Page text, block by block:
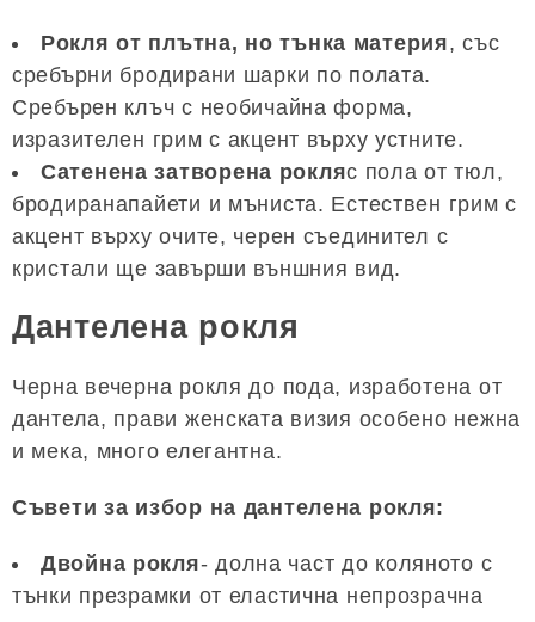
Рокля от плътна, но тънка материя, със
сребърни бродирани шарки по полата.
Сребърен клъч с необичайна форма,
изразителен грим с акцент върху устните.
Сатенена затворена рокляс пола от тюл,
бродиранапайети и мъниста. Естествен грим с
акцент върху очите, черен съединител с
кристали ще завърши външния вид.
Дантелена рокля
Черна вечерна рокля до пода, изработена от
дантела, прави женската визия особено нежна
и мека, много елегантна.
Съвети за избор на дантелена рокля:
Двойна рокля- долна част до коляното с
тънки презрамки от еластична непрозрачна